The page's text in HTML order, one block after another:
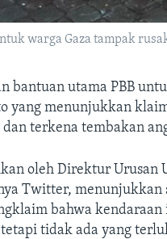
warga Gaza tampak
bantuan utama PBB
yang menunjukkan
terkena tembakan
oleh Direktur Urusan
Twitter, menunjukkan
bahwa
tidak ada yang